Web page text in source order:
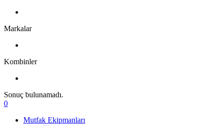
Markalar
Kombinler
Sonuç bulunamadı.
0
Mutfak Ekipmanları